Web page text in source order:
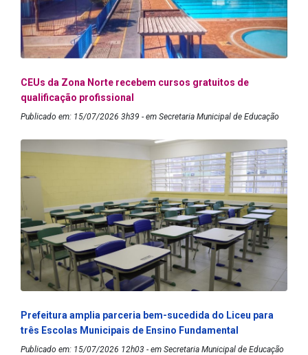
CEUs da Zona Norte recebem cursos gratuitos de
qualificação profissional
Publicado em: 15/07/2026 3h39 - em Secretaria Municipal de Educação
Prefeitura amplia parceria bem-sucedida do Liceu para
três Escolas Municipais de Ensino Fundamental
Publicado em: 15/07/2026 12h03 - em Secretaria Municipal de Educação